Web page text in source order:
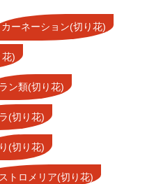
カーネーション(切り花)
花)
ン類(切り花)
(切り花)
(切り花)
トロメリア(切り花)